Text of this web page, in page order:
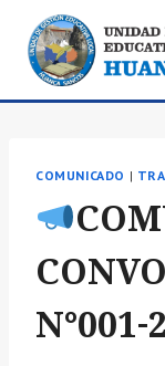
Saltar
contenido
COMUNICADO |